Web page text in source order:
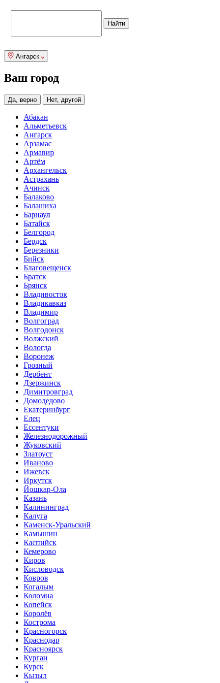
Ангарск
Ваш город
Да, верно Нет, другой
Абакан
Альметьевск
Ангарск
Арзамас
Армавир
Артём
Архангельск
Астрахань
Ачинск
Балаково
Балашиха
Барнаул
Батайск
Белгород
Бердск
Березники
Бийск
Благовещенск
Братск
Брянск
Владивосток
Владикавказ
Владимир
Волгоград
Волгодонск
Волжский
Вологда
Воронеж
Грозный
Дербент
Дзержинск
Димитровград
Домодедово
Екатеринбург
Елец
Ессентуки
Железнодорожный
Жуковский
Златоуст
Иваново
Ижевск
Иркутск
Йошкар-Ола
Казань
Калининград
Калуга
Каменск-Уральский
Камышин
Каспийск
Кемерово
Киров
Кисловодск
Ковров
Когалым
Коломна
Копейск
Королёв
Кострома
Красногорск
Краснодар
Красноярск
Курган
Курск
Кызыл